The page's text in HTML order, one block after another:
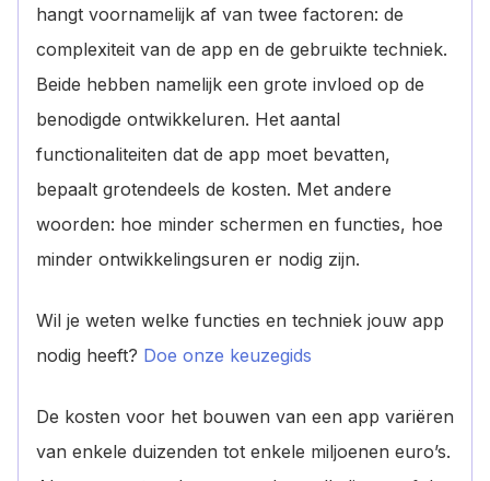
hangt voornamelijk af van twee factoren: de
complexiteit van de app en de gebruikte techniek.
Beide hebben namelijk een grote invloed op de
benodigde ontwikkeluren. Het aantal
functionaliteiten dat de app moet bevatten,
bepaalt grotendeels de kosten. Met andere
woorden: hoe minder schermen en functies, hoe
minder ontwikkelingsuren er nodig zijn.
Wil je weten welke functies en techniek jouw app
nodig heeft? Doe onze keuzegids
De kosten voor het bouwen van een app variëren
van enkele duizenden tot enkele miljoenen euro’s.